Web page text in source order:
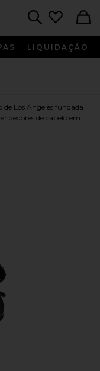
LIQUIDAÇÃO
de Los Angeles fundada
de cabelo em